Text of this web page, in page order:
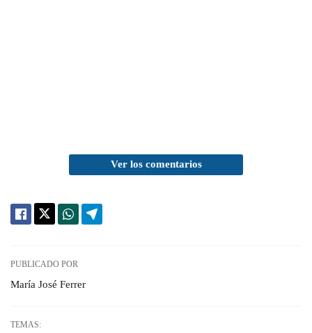
Ver los comentarios
PUBLICADO POR
María José Ferrer
TEMAS: